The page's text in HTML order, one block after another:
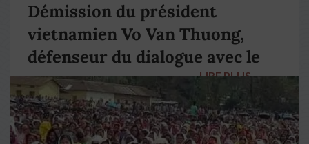
Démission du président
vietnamien Vo Van Thuong,
défenseur du dialogue avec le
pape François
LIRE PLUS →